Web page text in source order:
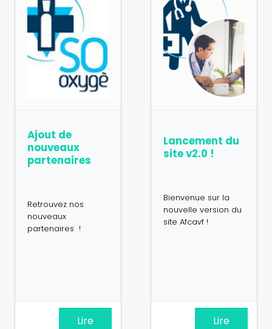
Ajout de
nouveaux
partenaires
Retrouvez nos
nouveaux
partenaires !
Lire
Lancement du
site v2.0 !
Bienvenue sur la
nouvelle version du
site Afcavf !
Lire